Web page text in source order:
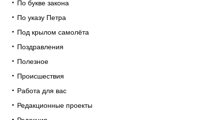
По букве закона
По указу Петра
Под крылом самолёта
Поздравления
Полезное
Происшествия
Работа для вас
Редакционные проекты